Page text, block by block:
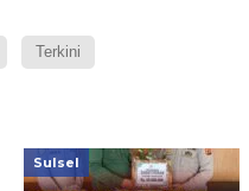
Terkini
Sulsel